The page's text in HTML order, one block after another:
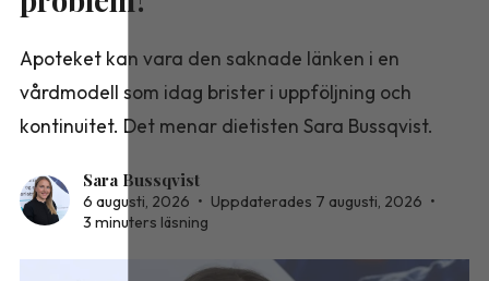
Apoteket kan vara den saknade länken i en
vårdmodell som idag brister i uppföljning och
kontinuitet. Det menar dietisten Sara Bussqvist.
Sara Bussqvist
6 augusti, 2026 • Uppdaterades 7 augusti, 2026 •
3 minuters läsning